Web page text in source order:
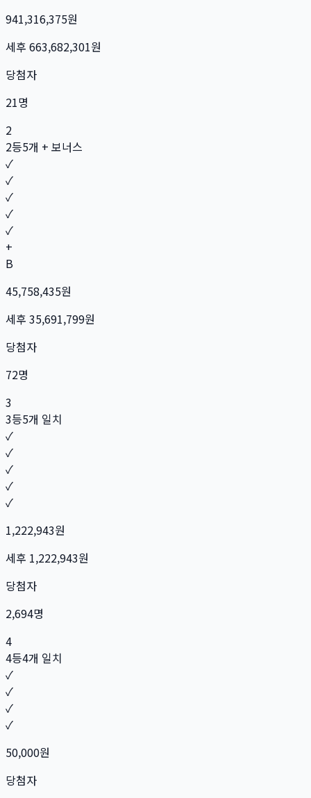
941,316,375원
세후 663,682,301원
당첨자
21명
2
2등5개 + 보너스
✓
✓
✓
✓
✓
+
B
45,758,435원
세후 35,691,799원
당첨자
72명
3
3등5개 일치
✓
✓
✓
✓
✓
1,222,943원
세후 1,222,943원
당첨자
2,694명
4
4등4개 일치
✓
✓
✓
✓
50,000원
당첨자